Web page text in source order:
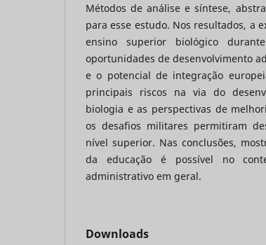
Métodos de análise e síntese,
para esse estudo. Nos resultados, a
ensino superior biológico
oportunidades de desenvolvimento
e o potencial de integração
principais riscos na via do
biologia e as perspectivas de
os desafios militares permitiram
nível superior. Nas conclusões,
da educação é possível no
administrativo em geral.
Downloads